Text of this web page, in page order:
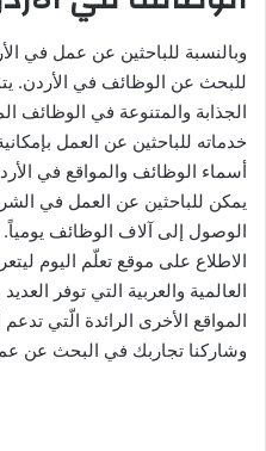
للبحث عن الوظائف في الأردن.
الجذابة والمتنوعة في الوظائف
خدماته للباحثين عن العمل
أسماء الوظائف والمواقع في
يمكن للباحثين عن العمل في
الوصول إلى آلاف الوظائف
الاطلاع على موقع تعلّم اليوم
العالمية والعربية التي توفر
المواقع الأخرى الرائدة الّتي
وشاركنا تجاربك في البحث عن